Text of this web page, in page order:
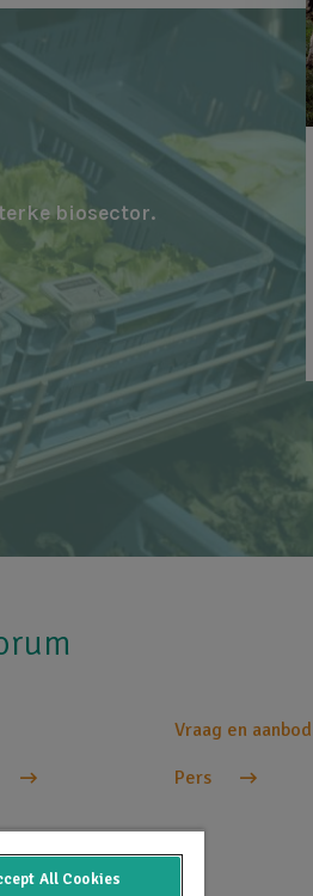
biosector.
Vraag en aanbod
Pers
All Cookies